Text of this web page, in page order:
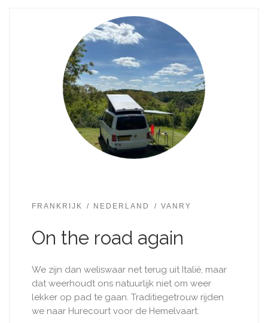
FRANKRIJK NEDERLAND VANRY
On the road again
We zijn dan weliswaar net terug uit Italië, maar
dat weerhoudt ons natuurlijk niet om weer
lekker op pad te gaan. Traditiegetrouw rijden
we naar Hurecourt voor de Hemelvaart.